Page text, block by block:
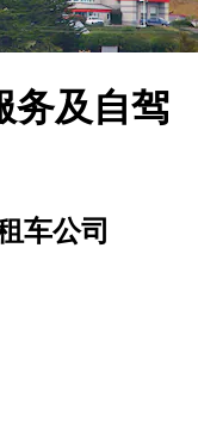
务及自驾
车公司